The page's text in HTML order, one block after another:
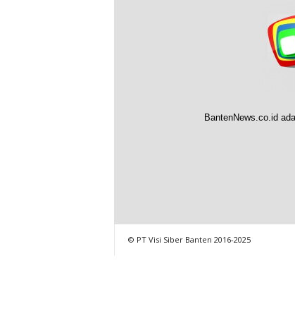
BantenNews.co.id
© PT Visi Siber Banten 2016-2025